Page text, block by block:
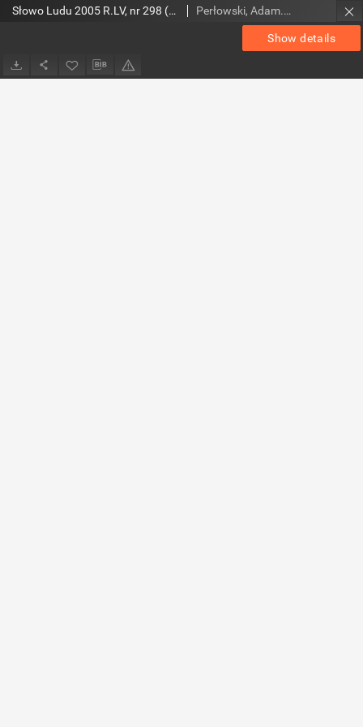
Show details
Słowo Ludu 2005 R.LV, nr 298 (świętokrzyskie) Perłowski, Adam. Red.